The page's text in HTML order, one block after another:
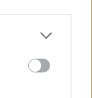
Google
may click to
tags to
Google
σε